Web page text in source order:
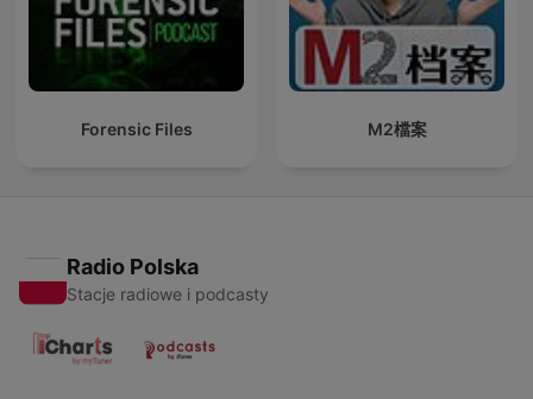
Forensic Files M2檔案
Radio Polska
Stacje radiowe i podcasty